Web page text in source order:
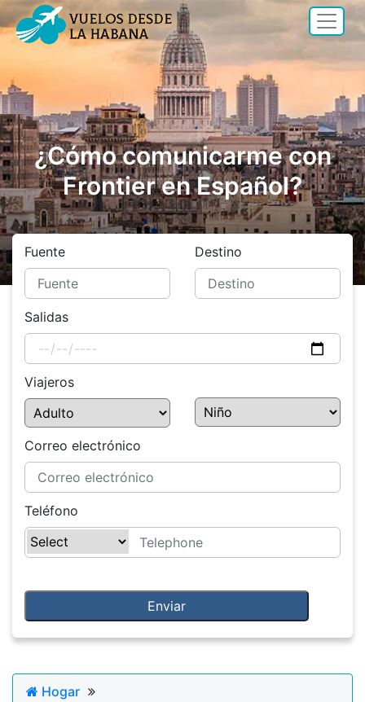
¿Cómo comunicarme con
Frontier en Español?
Fuente Destino
Salidas
Viajeros
Correo electrónico
Teléfono
Hogar